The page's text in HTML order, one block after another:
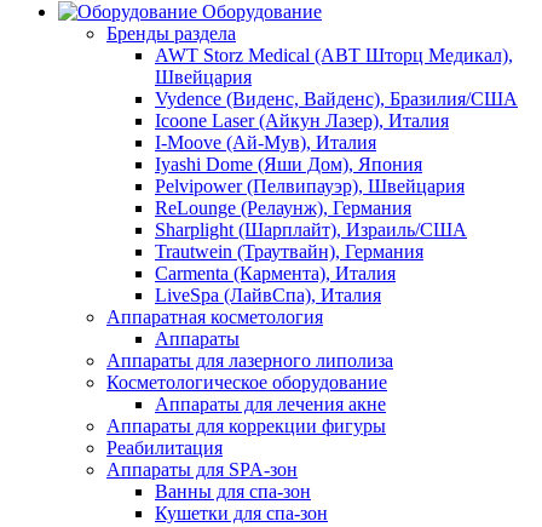
Оборудование
Бренды раздела
AWT Storz Medical (АВТ Шторц Медикал),
Швейцария
Vydence (Виденс, Вайденс), Бразилия/США
Icoone Laser (Айкун Лазер), Италия
I-Moove (Ай-Мув), Италия
Iyashi Dome (Яши Дом), Япония
Pelvipower (Пелвипауэр), Швейцария
ReLounge (Релаунж), Германия
Sharplight (Шарплайт), Израиль/США
Trautwein (Траутвайн), Германия
Carmenta (Кармента), Италия
LiveSpa (ЛайвСпа), Италия
Аппаратная косметология
Аппараты
Аппараты для лазерного липолиза
Косметологическое оборудование
Аппараты для лечения акне
Аппараты для коррекции фигуры
Реабилитация
Аппараты для SPA-зон
Ванны для спа-зон
Кушетки для спа-зон